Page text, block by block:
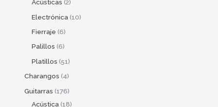
Acústicas 2
Electrónica 10
Fierraje 6
Palillos 6
Platillos 51
Charangos 4
Guitarras 176
Acústica 18